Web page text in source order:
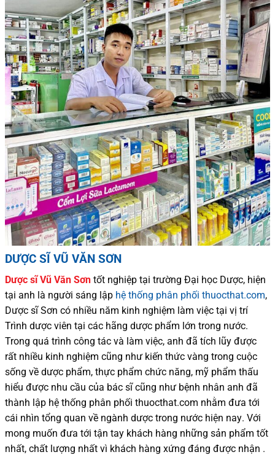
DƯỢC SĨ VŨ VĂN SƠN
Dược sĩVũ Văn Sơn tốt nghiệp tại trường Đại học Dược, hiện
tại anh là người sáng lập hệ thống phân phối thuocthat.com,
Dược sĩSơn có nhiều năm kinh nghiệm làm việc tại vị trí
Trình dược viên tại các hãng dược phẩm lớn trong nước.
Trong quá trình công tác và làm việc, anh đã tích lũy được
rất nhiều kinh nghiệm cũng như kiến thức vàng trong cuộc
sống về dược phẩm, thực phẩm chức năng, mỹ phẩm thấu
hiểu được nhu cầu của bác sĩcũng như bệnh nhân anh đã
thành lập hệ thống phân phối thuocthat.com nhằm đưa tới
cái nhìn tổng quan về ngành dược trong nước hiện nay. Với
mong muốn đưa tới tận tay khách hàng những sản phẩm tốt
nhất, chất lượng nhất vì khách hàng xứng đáng được nhận .